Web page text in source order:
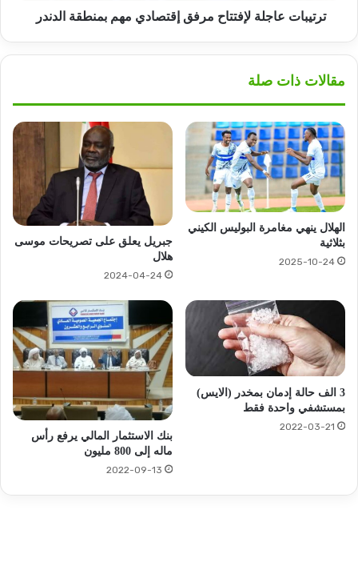
ترتيبات عاجلة لإفتتاح مرفق إقتصادي مهم بمنطقة الدندر
مقالات ذات صلة
الهلال ينهي مغامرة البوليس الكيني
بثلاثية
2025-10-24
جبريل يعلق على تصريحات موسى
هلال
2024-04-24
3 الف حالة إدمان بمخدر (الايس)
بمستشفي واحدة فقط
2022-03-21
بنك الاستثمار المالي يرفع رأس
ماله إلى 800 مليون
2022-09-13